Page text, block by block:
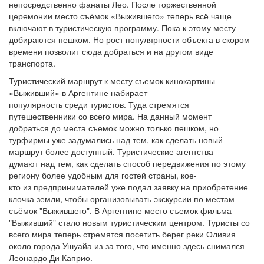
непосредственно фанаты Лео. После торжественной
церемонии место съёмок «Выжившего» теперь всё чаще
включают в туристическую программу. Пока к этому месту
добираются пешком. Но рост популярности объекта в скором
времени позволит сюда добраться и на другом виде
транспорта.
Туристический маршрут к месту съемок кинокартины
«Выживший» в Аргентине набирает
популярность среди туристов. Туда стремятся
путешественники со всего мира. На данный момент
добраться до места съемок можно только пешком, но
турфирмы уже задумались над тем, как сделать новый
маршрут более доступный. Туристические агентства
думают над тем, как сделать способ передвижения по этому
региону более удобным для гостей страны, кое-
кто из предпринимателей уже подал заявку на приобретение
клочка земли, чтобы организовывать экскурсии по местам
съёмок "Выжившего". В Аргентине место съемок фильма
"Выживший" стало новым туристическим центром. Туристы со
всего мира теперь стремятся посетить берег реки Оливия
около города Ушуайа из-за того, что именно здесь снимался
Леонардо Ди Каприо.